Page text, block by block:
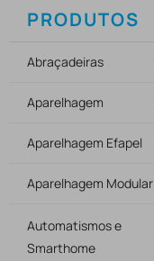
PRODUTOS
Abraçadeiras
Aparelhagem
Aparelhagem Efapel
Aparelhagem Modular
Automatismos e
Smarthome